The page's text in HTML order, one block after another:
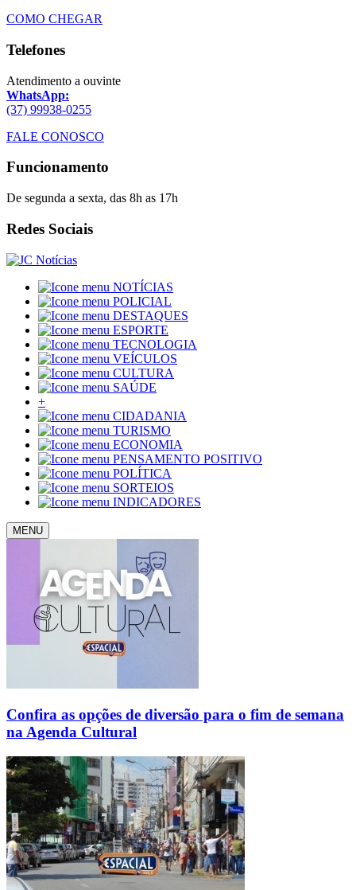
COMO CHEGAR
Telefones
Atendimento a ouvinte
WhatsApp:
(37) 99938-0255
FALE CONOSCO
Funcionamento
De segunda a sexta, das 8h as 17h
Redes Sociais
NOTÍCIAS
POLICIAL
DESTAQUES
ESPORTE
TECNOLOGIA
VEÍCULOS
CULTURA
SAÚDE
+
CIDADANIA
TURISMO
ECONOMIA
PENSAMENTO POSITIVO
POLÍTICA
SORTEIOS
INDICADORES
MENU
Confira as opções de diversão para o fim de semana
na Agenda Cultural